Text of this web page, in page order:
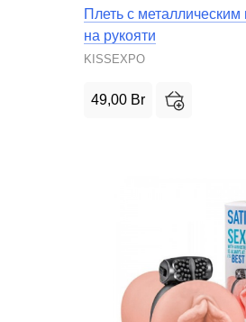
Плеть с
на рукояти
KISSEXPO
49,00 Br